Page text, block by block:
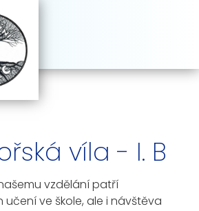
víla - I. B
vzdělání patří
učení ve škole, ale i návštěva